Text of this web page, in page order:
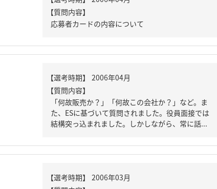
【質問内容】
応募者カードの内容について
【質問内容】
「何故販売か？」「何故この会社か？」など。ま
た、ESに基づいて質問されました。役員面接では
結構突っ込まれました。しかしながら、常に話...